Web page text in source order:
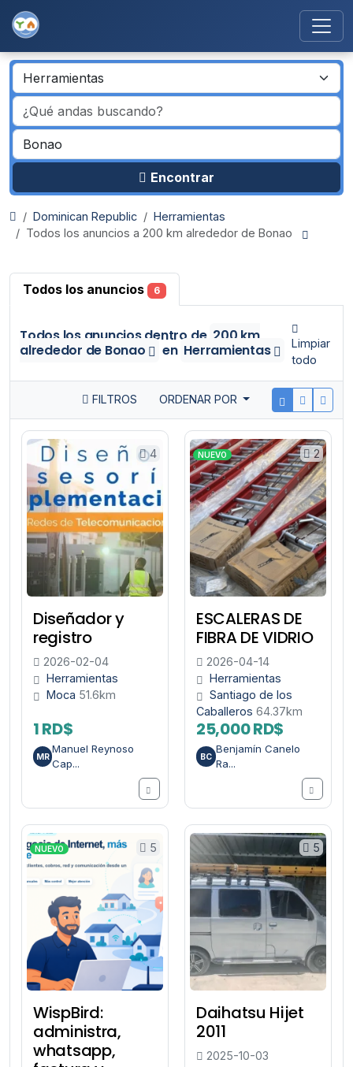
Encontrar
Dominican Republic
Herramientas
Todos los anuncios a 200 km alrededor de Bonao
Todos los anuncios 6
Todos los anunciosdentro de 200 km
alrededor de Bonao
en Herramientas
Limpiar
todo
FILTROS ORDENAR POR
4
Diseñador y
registro
2026-02-04
Herramientas
Moca 51.6km
1 RD$
MR
Manuel Reynoso
Cap...
2
NUEVO
ESCALERAS DE
FIBRA DE VIDRIO
2026-04-14
Herramientas
Santiago de los
Caballeros 64.37km
25,000 RD$
BC
Benjamín Canelo
Ra...
5
NUEVO
WispBird:
administra,
whatsapp,
5
Daihatsu Hijet
2011
2025-10-03